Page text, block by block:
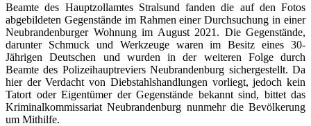
Beamte des Hauptzollamtes Stralsund fanden die auf den Fotos
abgebildeten Gegenstände im Rahmen einer Durchsuchung in einer
Neubrandenburger Wohnung im August 2021. Die Gegenstände,
darunter Schmuck und Werkzeuge waren im Besitz eines 30-
Jährigen Deutschen und wurden in der weiteren Folge durch
Beamte des Polizeihauptreviers Neubrandenburg sichergestellt. Da
hier der Verdacht von Diebstahlshandlungen vorliegt, jedoch kein
Tatort oder Eigentümer der Gegenstände bekannt sind, bittet das
Kriminalkommissariat Neubrandenburg nunmehr die Bevölkerung
um Mithilfe.